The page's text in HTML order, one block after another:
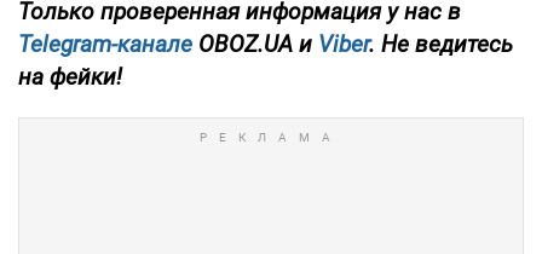
Только проверенная информация у нас в
Telegram-канале OBOZ.UA и Viber. Не ведитесь
на фейки!